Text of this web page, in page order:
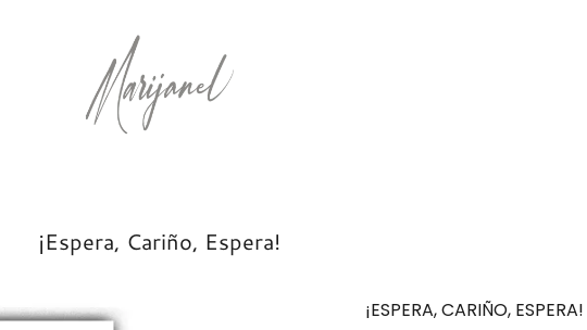
¡Espera, Cariño, Espera!
¡ESPERA, CARIÑO, ESPERA!